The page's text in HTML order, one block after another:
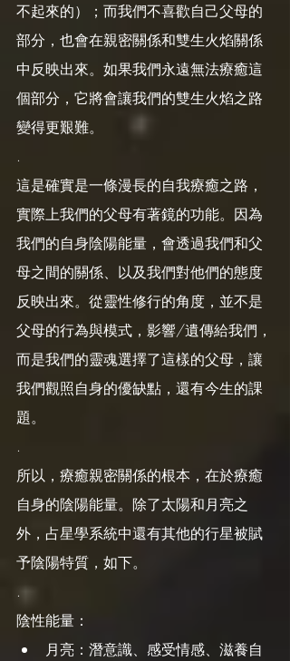
不起來的）；而我們不喜歡自己父母的
部分，也會在親密關係和雙生火焰關係
中反映出來。如果我們永遠無法療癒這
個部分，它將會讓我們的雙生火焰之路
變得更艱難。
.
這是確實是一條漫長的自我療癒之路，
實際上我們的父母有著鏡的功能。因為
我們的自身陰陽能量，會透過我們和父
母之間的關係、以及我們對他們的態度
反映出來。從靈性修行的角度，並不是
父母的行為與模式，影響/遺傳給我們，
而是我們的靈魂選擇了這樣的父母，讓
我們觀照自身的優缺點，還有今生的課
題。
.
所以，療癒親密關係的根本，在於療癒
自身的陰陽能量。除了太陽和月亮之
外，占星學系統中還有其他的行星被賦
予陰陽特質，如下。
.
陰性能量：
月亮：潛意識、感受情感、滋養自